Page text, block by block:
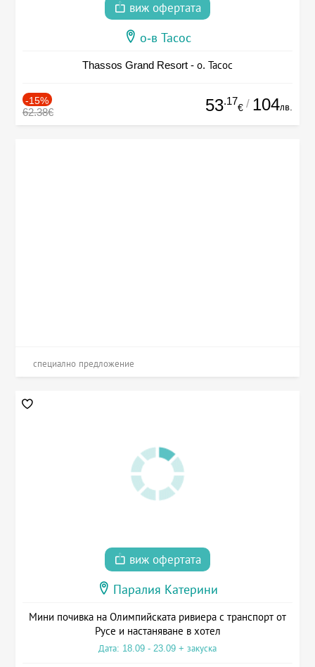
виж офертата
о-в Тасос
Thassos Grand Resort - о. Тасос
-15%
62.38€ 53.17
€ / 104лв.
специално предложение
виж офертата
Паралия Катерини
Мини почивка на Олимпийската ривиера с транспорт от
Русе и настаняване в хотел
Дата: 18.09 - 23.09 + закуска